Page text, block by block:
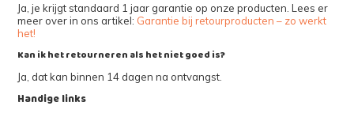
Ja, je krijgt standaard 1 jaar garantie op onze producten. Lees er
meer over in ons artikel: Garantie bij retourproducten – zo werkt
het!
Kan ik het retourneren als het niet goed is?
Ja, dat kan binnen 14 dagen na ontvangst.
Handige links